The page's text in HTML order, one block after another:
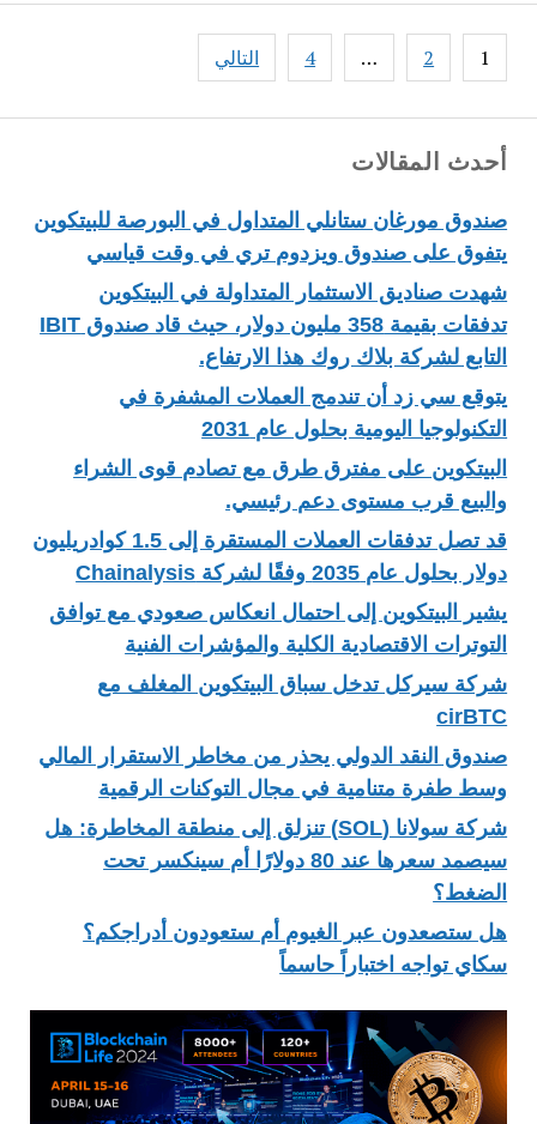
أحدث المقالات
صندوق مورغان ستانلي المتداول في البورصة للبيتكوين
يتفوق على صندوق ويزدوم تري في وقت قياسي
شهدت صناديق الاستثمار المتداولة في البيتكوين
تدفقات بقيمة 358 مليون دولار، حيث قاد صندوق IBIT
التابع لشركة بلاك روك هذا الارتفاع.
يتوقع سي زد أن تندمج العملات المشفرة في
التكنولوجيا اليومية بحلول عام 2031
البيتكوين على مفترق طرق مع تصادم قوى الشراء
والبيع قرب مستوى دعم رئيسي.
قد تصل تدفقات العملات المستقرة إلى 1.5 كوادريليون
دولار بحلول عام 2035 وفقًا لشركة Chainalysis
يشير البيتكوين إلى احتمال انعكاس صعودي مع توافق
التوترات الاقتصادية الكلية والمؤشرات الفنية
شركة سيركل تدخل سباق البيتكوين المغلف مع
cirBTC
صندوق النقد الدولي يحذر من مخاطر الاستقرار المالي
وسط طفرة متنامية في مجال التوكنات الرقمية
شركة سولانا (SOL) تنزلق إلى منطقة المخاطرة: هل
سيصمد سعرها عند 80 دولارًا أم سينكسر تحت
الضغط؟
هل ستصعدون عبر الغيوم أم ستعودون أدراجكم؟
سكاي تواجه اختباراً حاسماً
Posts
pagination
1
2
…
4 التالي